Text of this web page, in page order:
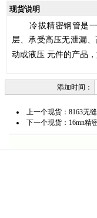
现货说明
冷拔精密钢管是
层、承受高压无泄漏
动或液压 元件的产品
添加时间：
上一个现货： 8163无
下一个现货： 16mn精